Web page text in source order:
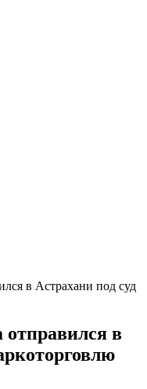
в Астрахани под суд
отправился в